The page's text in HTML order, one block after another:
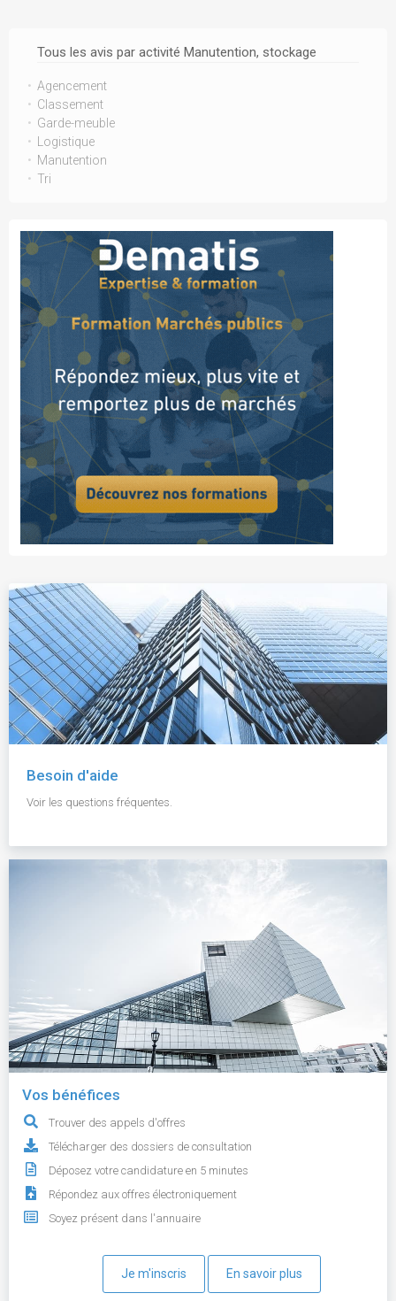
Tous les avis par activité Manutention, stockage
Agencement
Classement
Garde-meuble
Logistique
Manutention
Tri
Besoin d'aide
Voir les questions fréquentes.
Vos bénéfices
Trouver des appels d'offres
Télécharger des dossiers de consultation
Déposez votre candidature en 5 minutes
Répondez aux offres électroniquement
Soyez présent dans l'annuaire
Je m'inscris En savoir plus